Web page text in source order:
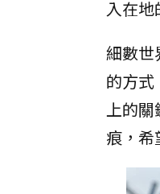
入在地
細數世
的方
上的關
痕，希